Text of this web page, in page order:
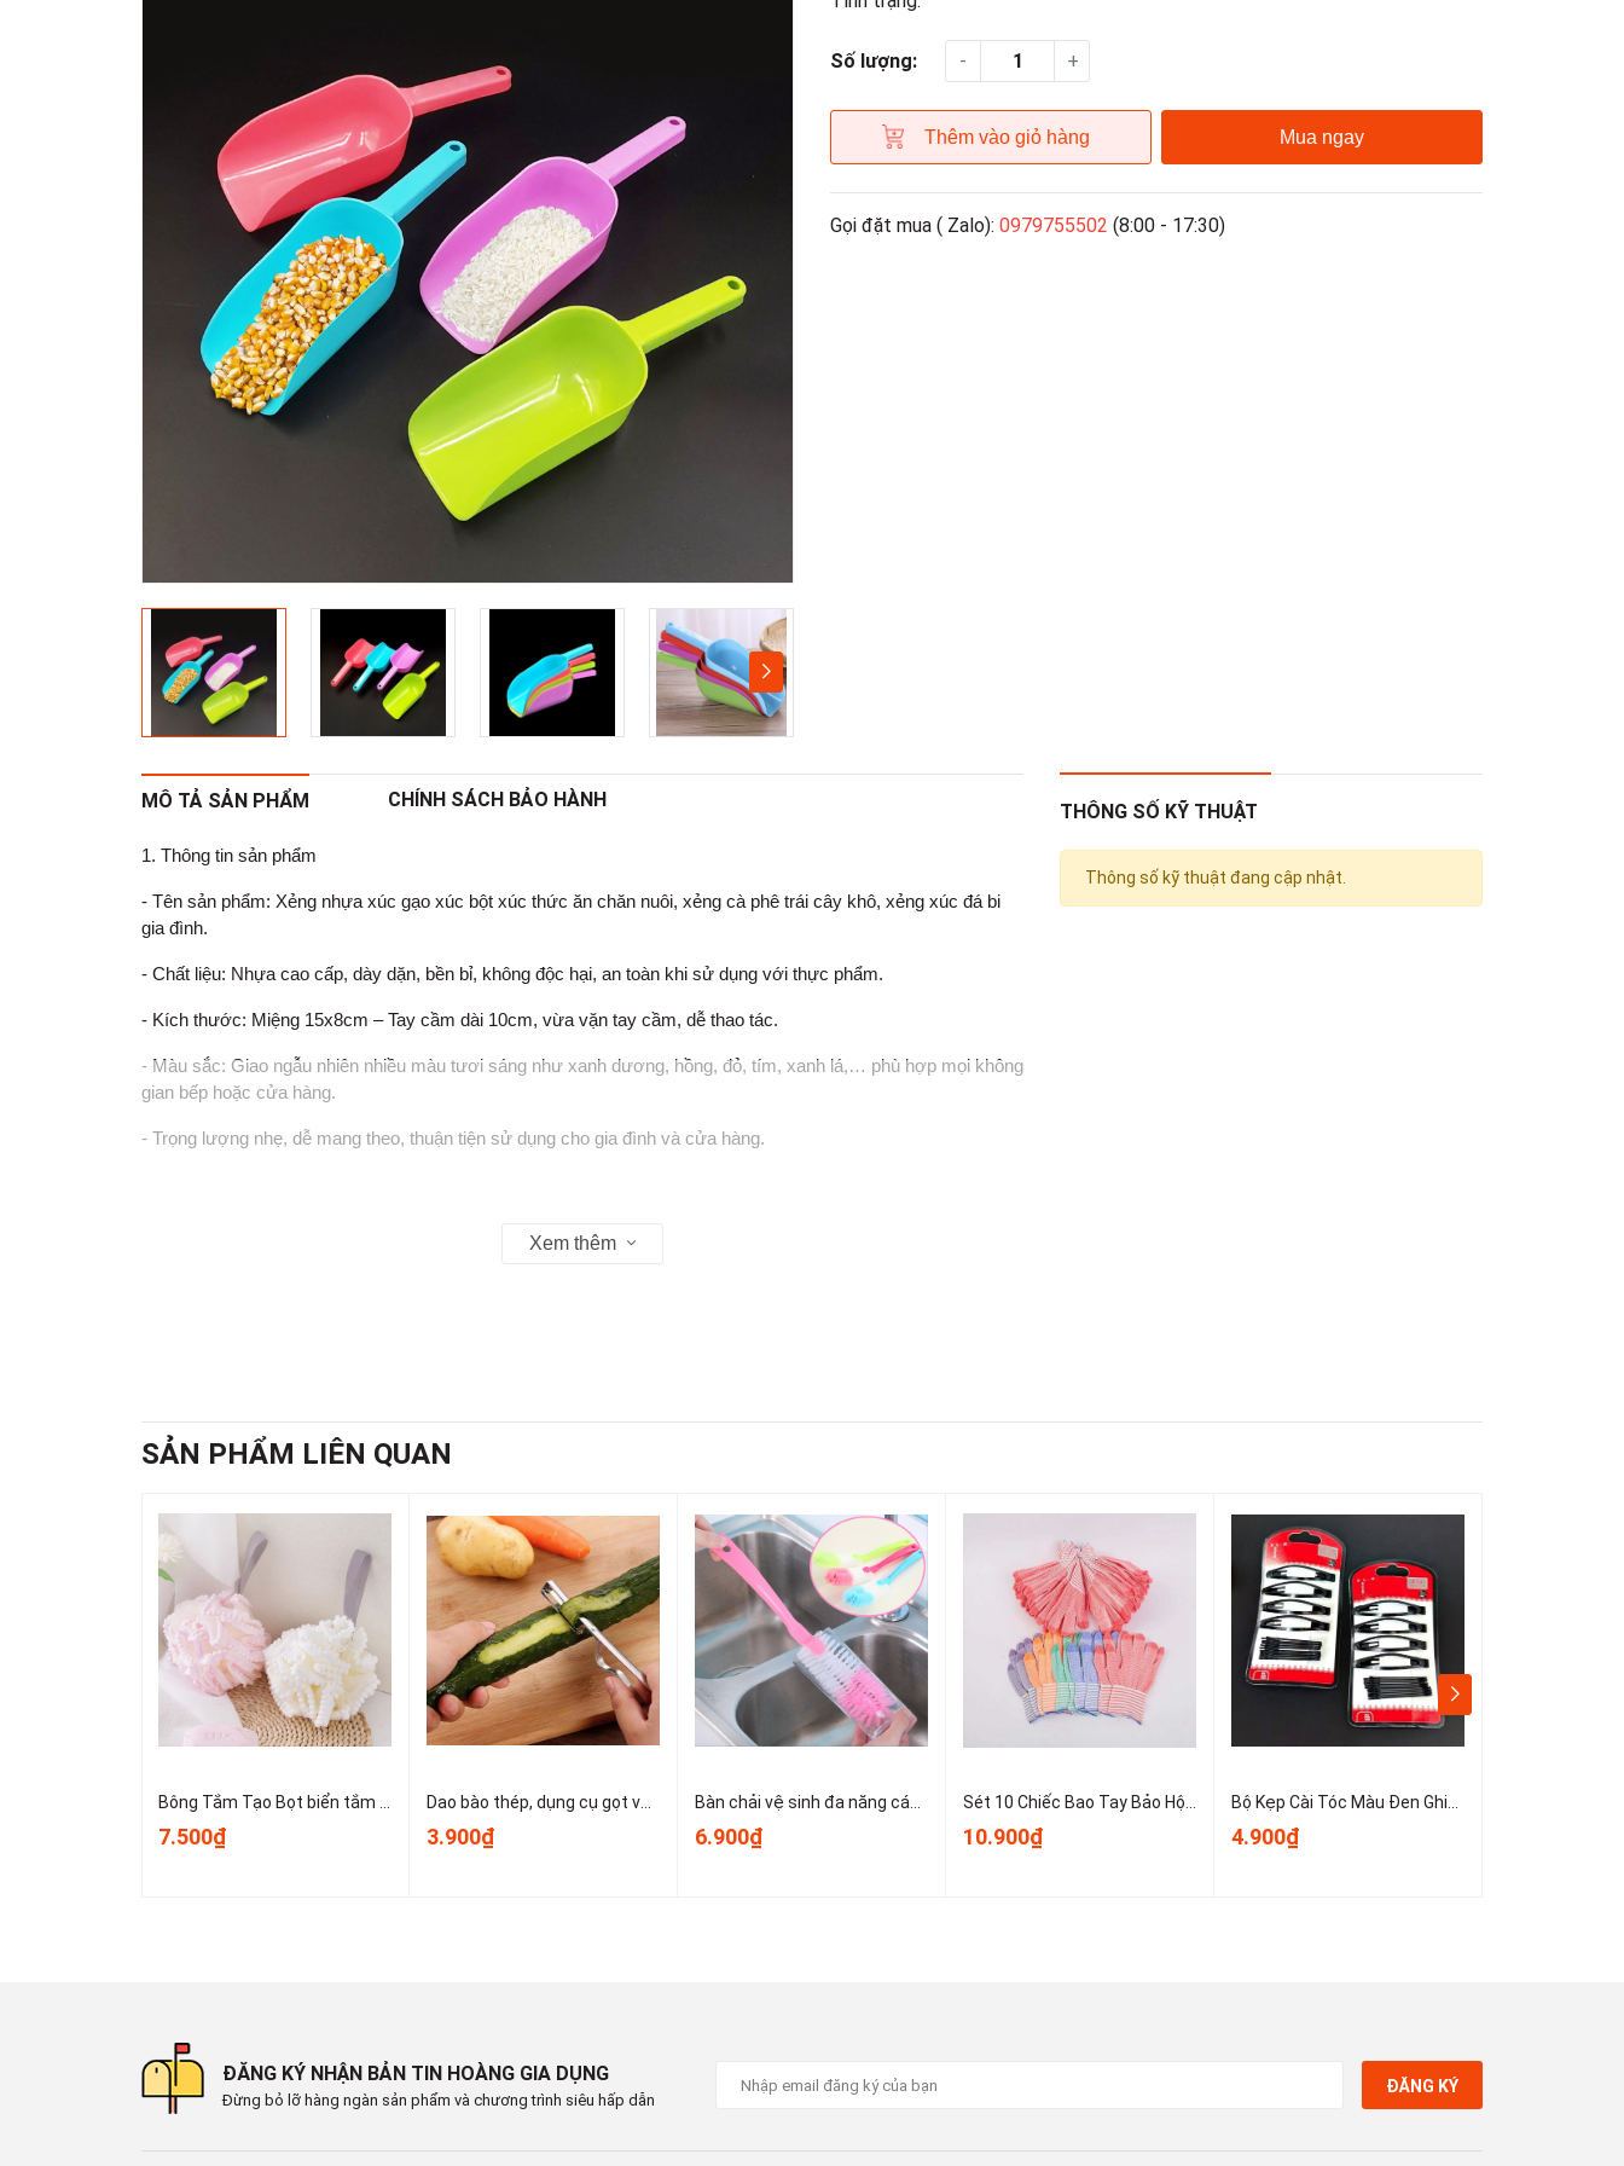
Số lượng: - +
Thêm vào giỏ hàng Mua ngay
Gọi đặt mua ( Zalo): 0979755502 (8:00 - 17:30)
MÔ TẢ SẢN PHẨM CHÍNH SÁCH BẢO HÀNH
1. Thông tin sản phẩm
- Tên sản phẩm: Xẻng nhựa xúc gạo xúc bột xúc thức ăn chăn nuôi, xẻng cà phê trái cây khô, xẻng xúc đá bi
gia đình.
- Chất liệu: Nhựa cao cấp, dày dặn, bền bỉ, không độc hại, an toàn khi sử dụng với thực phẩm.
- Kích thước: Miệng 15x8cm – Tay cầm dài 10cm, vừa vặn tay cầm, dễ thao tác.
- Màu sắc: Giao ngẫu nhiên nhiều màu tươi sáng như xanh dương, hồng, đỏ, tím, xanh lá,… phù hợp mọi không
gian bếp hoặc cửa hàng.
- Trọng lượng nhẹ, dễ mang theo, thuận tiện sử dụng cho gia đình và cửa hàng.
- Dùng để xúc gạo, bột, ngũ cốc, cà phê, trái cây sấy khô, thức ăn cho thú cưng, thức ăn chăn nuôi,…
- Phù hợp sử dụng trong nhà bếp, cửa hàng tạp hóa, siêu thị mini, trang trại, kho chứa nguyên liệu.
- Giúp định lượng nhanh chóng và dễ dàng, tránh tiếp xúc trực tiếp bằng tay, đảm bảo vệ sinh.
- Có thể sử dụng để xúc đá viên trong các buổi tiệc, quán nước, nhà hàng,…
#xengnhua #xengxucgao #xengxucbot #xengxucthucan #xengxucda #xengxuccaphe #xengxuctraicaykho
#dungcunhabep #dungcuxucgao #xengnhuamauk #xengxucdaviens #dungcuxucthucan #xengxucdungtienloi
Xem thêm
THÔNG SỐ KỸ THUẬT
Thông số kỹ thuật đang cập nhật.
SẢN PHẨM LIÊN QUAN
Bông Tắm Tạo Bọt biển tắm lớn, bọt biển tắm cao cấp không bị lan rộng, siêu mềm và dễ tạo bọt A3553
7.500₫
Dao bào thép, dụng cụ gọt vỏ kim loại, dụng cụ gọt vỏ trái cây và rau củ nhỏ gọn dễ sử dụng T1243
3.900₫
Bàn chải vệ sinh đa năng cán dài dùng để vệ sinh nồi, cốc, tách trà, bình giữ nhiệt, bình sữa trẻ em A1934
6.900₫
Sét 10 Chiếc Bao Tay Bảo Hộ Lao Động ,Găng tay đan sọc nhiều màu, găng tay làm việc, găng tay len A0331
10.900₫
Bộ Kẹp Cài Tóc Màu Đen Ghim Bên Gọn Gàng, Kẹp Tóc Nữ Kẹp Mini Cố Định Tóc Không Trơn Trượt T1123
4.900₫
ĐĂNG KÝ NHẬN BẢN TIN HOÀNG GIA DỤNG
Đừng bỏ lỡ hàng ngàn sản phẩm và chương trình siêu hấp dẫn
ĐĂNG KÝ